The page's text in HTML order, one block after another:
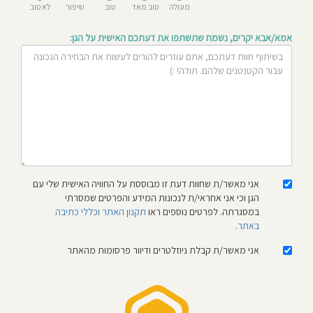
מעולה טוב מאד טוב
שיפור
לא טוב
אמא/אבא יקרים, נשמח שתשתפו את דעתכם האישית על הגן:
אני מאשר/ת שחוות דעת זו מבוססת על החוויה האישית שלי עם
הגן וכי אני אחראי/ת לנכונות המידע והפרטים שמסרתי
במסגרתה. לפרטים נוספים ראו תקנון האתר וכללי כתיבה
באתר.
אני מאשר/ת קבלת ניוזלטרים ודיוור פרסומות מהאתר